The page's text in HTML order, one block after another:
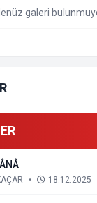
galeri
• 18.12.2025